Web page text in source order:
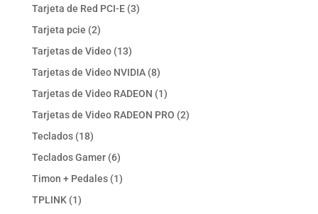
Tarjeta de Red PCI-E 33
Tarjeta pcie 22
productos
Tarjetas de Video 1313
productos
Tarjetas de Video NVIDIA 88
productos
Tarjetas de Video RADEON 11
producto
Tarjetas de Video RADEON PRO 22
Teclados 1818
productos
Teclados Gamer 66
productos
Timon + Pedales 11
TPLINK 11